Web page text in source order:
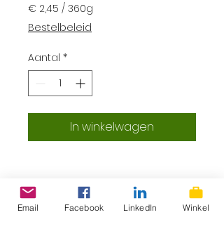
€ 2,45 / 360g
€ 2,45
per
Gram
Bestelbeleid
Aantal *
In winkelwagen
Email Facebook LinkedIn Winkel